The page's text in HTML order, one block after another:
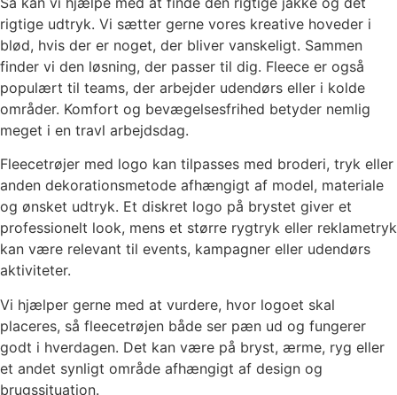
rigtige udtryk. Vi sætter gerne vores kreative hoveder i
blød, hvis der er noget, der bliver vanskeligt. Sammen
finder vi den løsning, der passer til dig. Fleece er også
populært til teams, der arbejder udendørs eller i kolde
områder. Komfort og bevægelsesfrihed betyder nemlig
meget i en travl arbejdsdag.
Fleecetrøjer med logo kan tilpasses med broderi, tryk eller
anden dekorationsmetode afhængigt af model, materiale
og ønsket udtryk. Et diskret logo på brystet giver et
professionelt look, mens et større rygtryk eller reklametryk
kan være relevant til events, kampagner eller udendørs
aktiviteter.
Vi hjælper gerne med at vurdere, hvor logoet skal
placeres, så fleecetrøjen både ser pæn ud og fungerer
godt i hverdagen. Det kan være på bryst, ærme, ryg eller
et andet synligt område afhængigt af design og
brugssituation.